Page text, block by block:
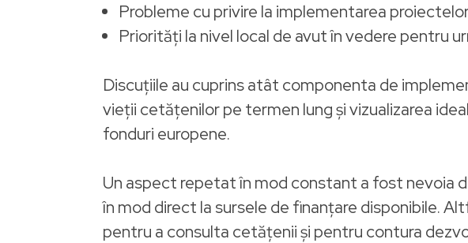
Probleme cu privire la implementarea
Priorități la nivel local de avut în vedere pentru
Discuțiile au cuprins atât componenta de
vieții cetățenilor pe termen lung și vizualizarea
fonduri europene.
Un aspect repetat în mod constant a fost nevoia
în mod direct la sursele de finanțare disponibile.
pentru a consulta cetățenii și pentru contura